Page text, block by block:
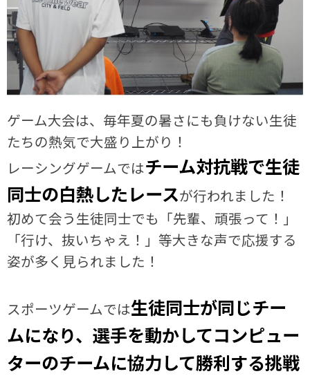
ゲーム大会は、毎年夏の暑さにも負けない生徒
たちの熱気で大盛り上がり！
レーシングゲームではチーム対抗戦で生徒
同士の白熱したレースが行われました！
初めて会う生徒同士でも「先輩、頑張って！」
「行け、抜いちゃえ！」等大きな声で応援する
姿が多く見られました！
スポーツゲームでは生徒同士が同じチー
ムになり、選手を動かしてコンピュー
ターのチームに協力して勝利する挑戦